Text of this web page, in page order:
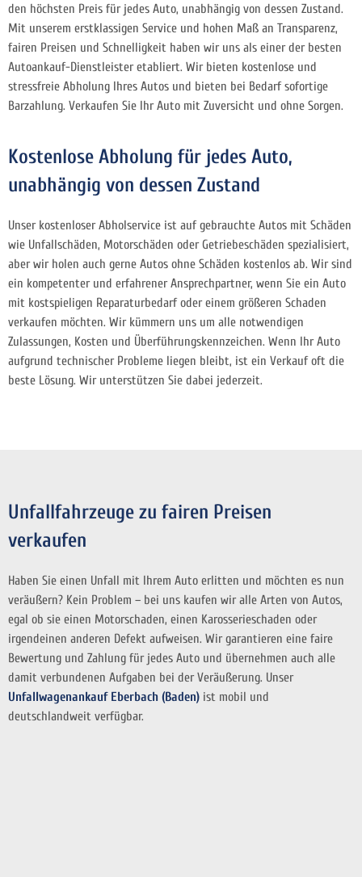
den höchsten Preis für jedes Auto, unabhängig von dessen Zustand.
Mit unserem erstklassigen Service und hohen Maß an Transparenz,
fairen Preisen und Schnelligkeit haben wir uns als einer der besten
Autoankauf-Dienstleister etabliert. Wir bieten kostenlose und
stressfreie Abholung Ihres Autos und bieten bei Bedarf sofortige
Barzahlung. Verkaufen Sie Ihr Auto mit Zuversicht und ohne Sorgen.
Kostenlose Abholung für jedes Auto,
unabhängig von dessen Zustand
Unser kostenloser Abholservice ist auf gebrauchte Autos mit Schäden
wie Unfallschäden, Motorschäden oder Getriebeschäden spezialisiert,
aber wir holen auch gerne Autos ohne Schäden kostenlos ab. Wir sind
ein kompetenter und erfahrener Ansprechpartner, wenn Sie ein Auto
mit kostspieligen Reparaturbedarf oder einem größeren Schaden
verkaufen möchten. Wir kümmern uns um alle notwendigen
Zulassungen, Kosten und Überführungskennzeichen. Wenn Ihr Auto
aufgrund technischer Probleme liegen bleibt, ist ein Verkauf oft die
beste Lösung. Wir unterstützen Sie dabei jederzeit.
Unfallfahrzeuge zu fairen Preisen
verkaufen
Haben Sie einen Unfall mit Ihrem Auto erlitten und möchten es nun
veräußern? Kein Problem – bei uns kaufen wir alle Arten von Autos,
egal ob sie einen Motorschaden, einen Karosserieschaden oder
irgendeinen anderen Defekt aufweisen. Wir garantieren eine faire
Bewertung und Zahlung für jedes Auto und übernehmen auch alle
damit verbundenen Aufgaben bei der Veräußerung. Unser
Unfallwagenankauf Eberbach (Baden) ist mobil und
deutschlandweit verfügbar.